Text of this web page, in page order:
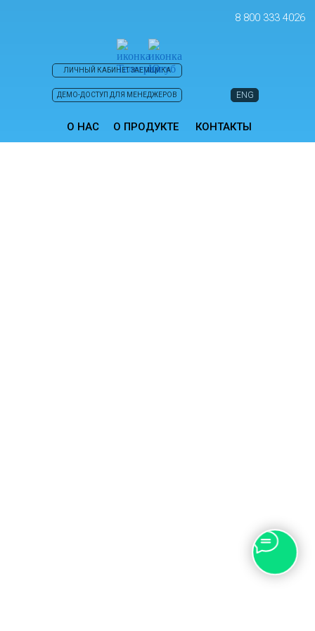
8 800 333 4026
ENG
КОНТАКТЫ
О ПРОДУКТЕ
О НАС
ЛИЧНЫЙ КАБИНЕТ ЗАЕМЩИКА
ДЕМО-ДОСТУП ДЛЯ МЕНЕДЖЕРОВ